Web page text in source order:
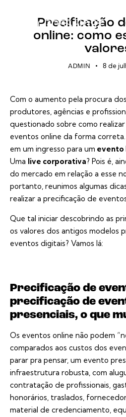
Precificação
online: como
ADMIN 8 de
Com o aumento pela procura
produtores, agências e
questionado sobre como
eventos online da forma
em um ingresso para um evento
Uma live corporativa? Pois é,
do mercado em relação a esse
portanto, reunimos algumas
realizar a precificação de
Que tal iniciar descobrindo as
os valores dos antigos modelos
eventos digitais? Vamos lá:
Precificação de
precificação de
presenciais, o que
Os eventos online não podem
comparados aos custos dos
parar pra pensar, um evento
infraestrutura robusta, com
contratação de profissionais,
honorários, traslados,
material de credenciamento,